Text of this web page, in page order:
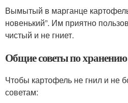
Вымытый в марганце
новенький”. Им приятно
чистый и не гниет.
Общие советы по хранению
Чтобы картофель не гнил и не
советам: